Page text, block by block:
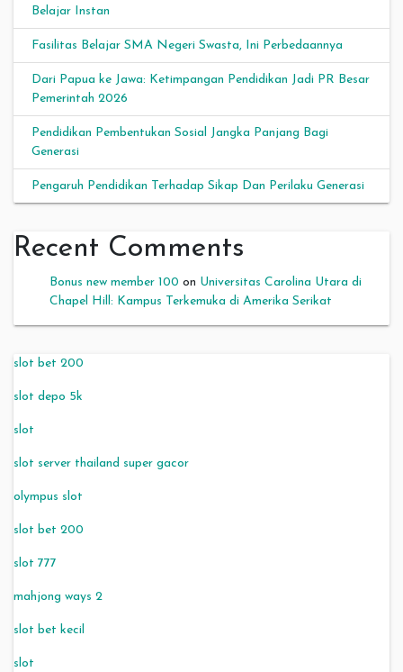
Belajar Instan
Fasilitas Belajar SMA Negeri Swasta, Ini Perbedaannya
Dari Papua ke Jawa: Ketimpangan Pendidikan Jadi PR Besar
Pemerintah 2026
Pendidikan Pembentukan Sosial Jangka Panjang Bagi
Generasi
Pengaruh Pendidikan Terhadap Sikap Dan Perilaku Generasi
Recent Comments
Bonus new member 100 on Universitas Carolina Utara di
Chapel Hill: Kampus Terkemuka di Amerika Serikat
slot bet 200
slot depo 5k
slot
slot server thailand super gacor
olympus slot
slot bet 200
slot 777
mahjong ways 2
slot bet kecil
slot